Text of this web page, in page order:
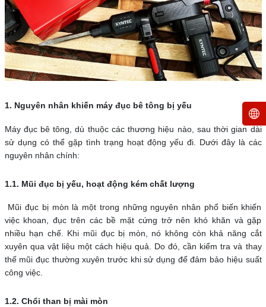
1. Nguyên nhân khiến máy đục bê tông bị yếu
Máy đục bê tông, dù thuộc các thương hiệu nào, sau thời gian dài
sử dụng có thể gặp tình trạng hoạt động yếu đi. Dưới đây là các
nguyên nhân chính:
1.1. Mũi đục bị yếu, hoạt động kém chất lượng
Mũi đục bị mòn là một trong những nguyên nhân phổ biến khiến
việc khoan, đục trên các bề mặt cứng trở nên khó khăn và gặp
nhiều hạn chế. Khi mũi đục bị mòn, nó không còn khả năng cắt
xuyên qua vật liệu một cách hiệu quả. Do đó, cần kiểm tra và thay
thế mũi đục thường xuyên trước khi sử dụng để đảm bảo hiệu suất
công việc.
1.2. Chổi than bị mài mòn